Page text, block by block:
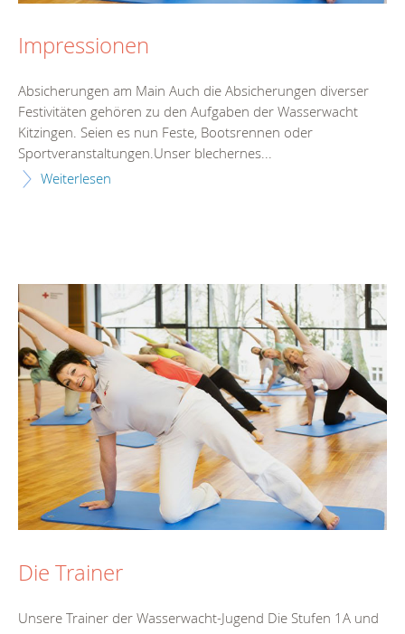
Impressionen
Absicherungen am Main Auch die Absicherungen diverser
Festivitäten gehören zu den Aufgaben der Wasserwacht
Kitzingen. Seien es nun Feste, Bootsrennen oder
Sportveranstaltungen.Unser blechernes...
Weiterlesen
Die Trainer
Unsere Trainer der Wasserwacht-Jugend Die Stufen 1A und